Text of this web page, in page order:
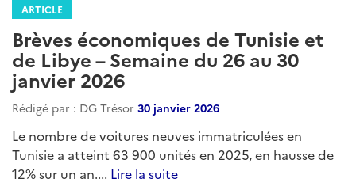
ARTICLE
Brèves économiques de Tunisie et
de Libye – Semaine du 26 au 30
janvier 2026
Rédigé par : DG Trésor 30 janvier 2026
Le nombre de voitures neuves immatriculées en
Tunisie a atteint 63 900 unités en 2025, en hausse de
12% sur un an.... Lire la suite